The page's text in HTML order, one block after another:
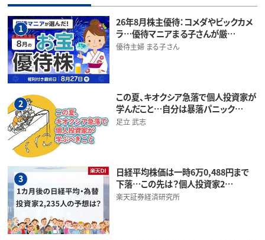
1
26年8月株主優待：コメダやビックカメ
ラ…優待マニアまる子さんが厳…
優待主婦 まる子さん
2
この夏、キオクシア急落で個人投資家が
学んだこと…自分は暴落パニック…
足立 武志
3
日経平均株価は一時6万0,488円まで
下落…この先は？個人投資家2…
楽天証券経済研究所